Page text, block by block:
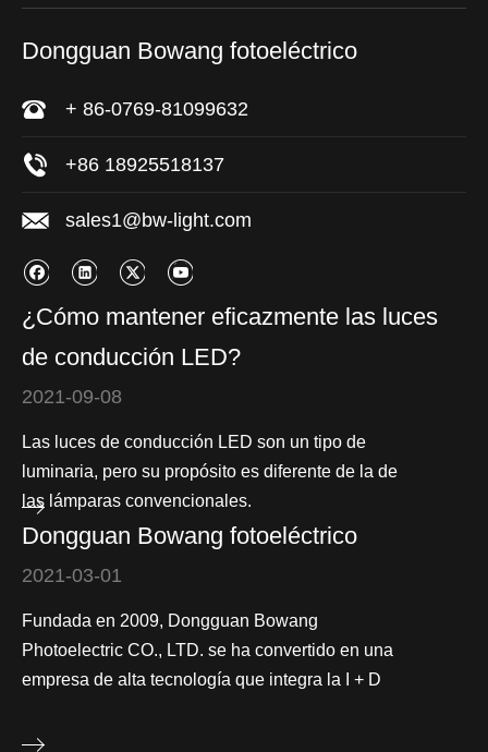
Dongguan Bowang fotoeléctrico
+ 86-0769-81099632
+86 18925518137
sales1@bw-light.com
¿Cómo mantener eficazmente las luces
de conducción LED?
2021-09-08
Las luces de conducción LED son un tipo de
luminaria, pero su propósito es diferente de la de
las lámparas convencionales.
Dongguan Bowang fotoeléctrico
2021-03-01
Fundada en 2009, Dongguan Bowang
Photoelectric CO., LTD. se ha convertido en una
empresa de alta tecnología que integra la I + D